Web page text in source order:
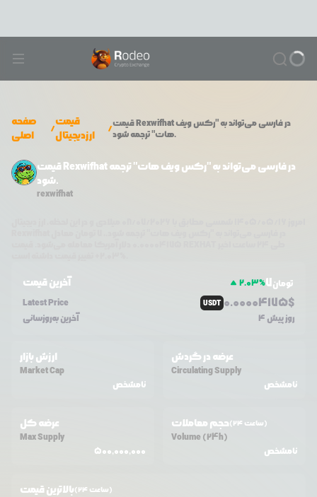
صفحه
اصلی
/
قیمت
ارزدیجیتال
/ قیمتRexwifhat در فارسی می‌تواند به "رکس ویف
هات" ترجمه شود.
قیمت Rexwifhat در فارسی می‌تواند به "رکس ویف هات" ترجمه
شود.
rexwifhat
آخرین قیمت 2.03%7تومان
Latest Price
USDT 0.00004175$
آخرین به‌روزسانی 4 روز پیش
ارزش بازار
Market Cap
نامشخص
عرضه در گردش
Circulating Supply
نامشخص
عرضه کل
Max Supply
500,000,000
حجم معاملات (24 ساعت)
Volume (24h)
نامشخص
بالاترین قیمت (24 ساعت)